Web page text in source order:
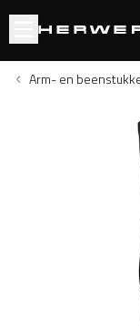
Open menu
Arm- en